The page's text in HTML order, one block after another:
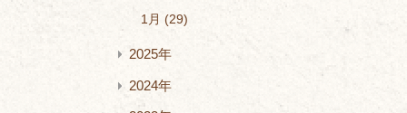
1月
29
2025年
2024年